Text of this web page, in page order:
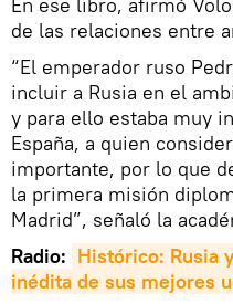
de las relaciones entre
“El emperador ruso
incluir a Rusia en el
y para ello estaba muy
España, a quien
importante, por lo que
la primera misión
Madrid”, señaló la
Radio: Histórico: Rusia
inédita de sus mejores